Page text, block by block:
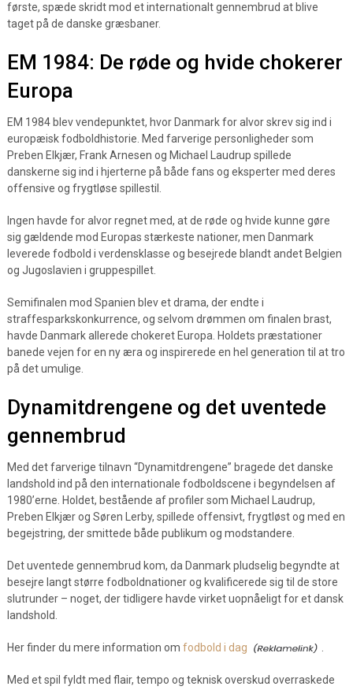
første, spæde skridt mod et internationalt gennembrud at blive
taget på de danske græsbaner.
EM 1984: De røde og hvide chokerer
Europa
EM 1984 blev vendepunktet, hvor Danmark for alvor skrev sig ind i
europæisk fodboldhistorie. Med farverige personligheder som
Preben Elkjær, Frank Arnesen og Michael Laudrup spillede
danskerne sig ind i hjerterne på både fans og eksperter med deres
offensive og frygtløse spillestil.
Ingen havde for alvor regnet med, at de røde og hvide kunne gøre
sig gældende mod Europas stærkeste nationer, men Danmark
leverede fodbold i verdensklasse og besejrede blandt andet Belgien
og Jugoslavien i gruppespillet.
Semifinalen mod Spanien blev et drama, der endte i
straffesparkskonkurrence, og selvom drømmen om finalen brast,
havde Danmark allerede chokeret Europa. Holdets præstationer
banede vejen for en ny æra og inspirerede en hel generation til at tro
på det umulige.
Dynamitdrengene og det uventede
gennembrud
Med det farverige tilnavn “Dynamitdrengene” bragede det danske
landshold ind på den internationale fodboldscene i begyndelsen af
1980’erne. Holdet, bestående af profiler som Michael Laudrup,
Preben Elkjær og Søren Lerby, spillede offensivt, frygtløst og med en
begejstring, der smittede både publikum og modstandere.
Det uventede gennembrud kom, da Danmark pludselig begyndte at
besejre langt større fodboldnationer og kvalificerede sig til de store
slutrunder – noget, der tidligere havde virket uopnåeligt for et dansk
landshold.
Her finder du mere information om fodbold i dag
Med et spil fyldt med flair, tempo og teknisk overskud overraskede